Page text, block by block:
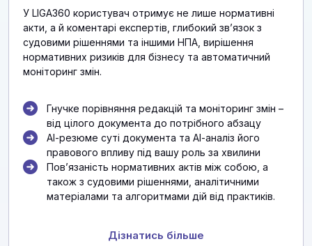
У LIGA360 користувач отримує не лише нормативні
акти, а й коментарі експертів, глибокий звʼязок з
судовими рішеннями та іншими НПА, вирішення
нормативних ризиків для бізнесу та автоматичний
моніторинг змін.
Гнучке порівняння редакцій та моніторинг змін –
від цілого документа до потрібного абзацу
АІ-резюме суті документа та АІ-аналіз його
правового впливу під вашу роль за хвилини
Повʼязаність нормативних актів між собою, а
також з судовими рішеннями, аналітичними
матеріалами та алгоритмами дій від практиків.
Дізнатись більше